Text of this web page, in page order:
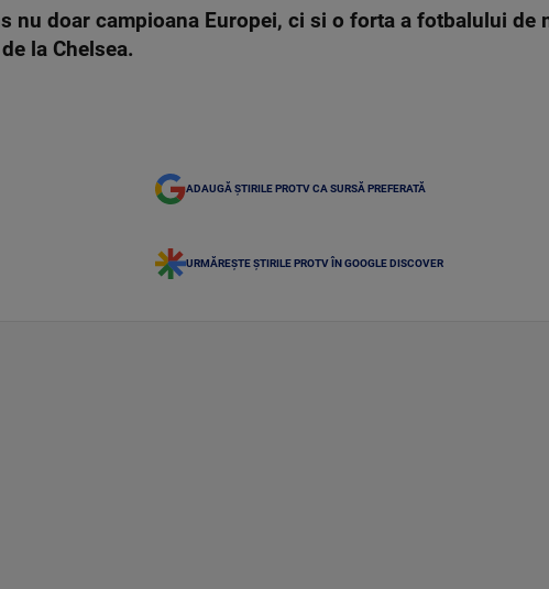
nu doar campioana Europei, ci si o forta a fotbalului de
la Chelsea.
ADAUGĂ ȘTIRILE PROTV CA SURSĂ PREFERATĂ
URMĂREȘTE ȘTIRILE PROTV ÎN GOOGLE DISCOVER